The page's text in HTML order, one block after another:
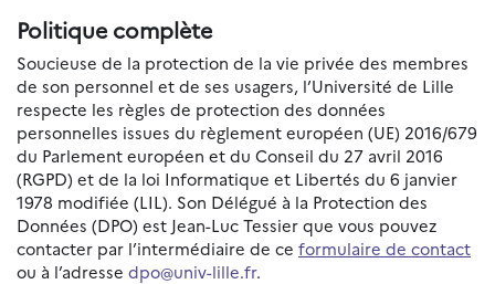
Politique complète
Soucieuse de la protection de la vie privée des membres
de son personnel et de ses usagers, l’Université de Lille
respecte les règles de protection des données
personnelles issues du règlement européen (UE) 2016/679
du Parlement européen et du Conseil du 27 avril 2016
(RGPD) et de la loi Informatique et Libertés du 6 janvier
1978 modifiée (LIL). Son Délégué à la Protection des
Données (DPO) est Jean-Luc Tessier que vous pouvez
contacter par l’intermédiaire de ce formulaire de contact
ou à l’adresse dpo@univ-lille.fr.